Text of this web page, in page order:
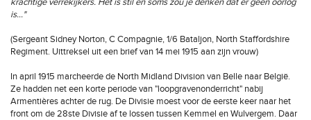
is…"
(Sergeant Sidney Norton, C Compagnie, 1/6 Bataljon, North Staffordshire
Regiment. Uittreksel uit een brief van 14 mei 1915 aan zijn vrouw)
In april 1915 marcheerde de North Midland Division van Belle naar België.
Ze hadden net een korte periode van "loopgravenonderricht" nabij
Armentières achter de rug. De Divisie moest voor de eerste keer naar het
front om de 28ste Divisie af te lossen tussen Kemmel en Wulvergem. Daar